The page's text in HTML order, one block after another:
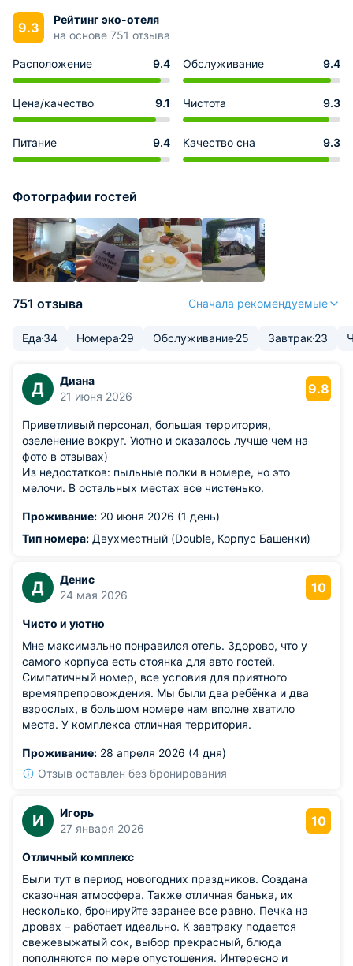
9.3
Рейтинг эко-отеля
на основе 751 отзыва
Расположение 9.4 Обслуживание 9.4
Цена/качество 9.1 Чистота 9.3
Питание 9.4 Качество сна 9.3
Фотографии гостей
751 отзыва Сначала рекомендуемые
Еда 34 Номера 29 Обслуживание25 Завтрак 23
Д
Диана
21 июня 2026
9.8
Приветливый персонал, большая территория,
озеленение вокруг. Уютно и оказалось лучше чем на
фото в отзывах)
Из недостатков: пыльные полки в номере, но это
мелочи. В остальных местах все чистенько.
Проживание: 20 июня 2026 (1 день)
Тип номера: Двухместный (Double, Корпус Башенки)
Д
Денис
24 мая 2026
10
Чисто и уютно
Мне максимально понравился отель. Здорово, что у
самого корпуса есть стоянка для авто гостей.
Симпатичный номер, все условия для приятного
времяпрепровождения. Мы были два ребёнка и два
взрослых, в большом номере нам вполне хватило
места. У комплекса отличная территория.
Проживание: 28 апреля 2026 (4 дня)
Отзыв оставлен без бронирования
И
Игорь
27 января 2026
10
Отличный комплекс
Были тут в период новогодних праздников. Создана
сказочная атмосфера. Также отличная банька, их
несколько, бронируйте заранее все равно. Печка на
дровах – работает идеально. К завтраку подается
свежевыжатый сок, выбор прекрасный, блюда
пополняются по мере опустошения. Интересно и